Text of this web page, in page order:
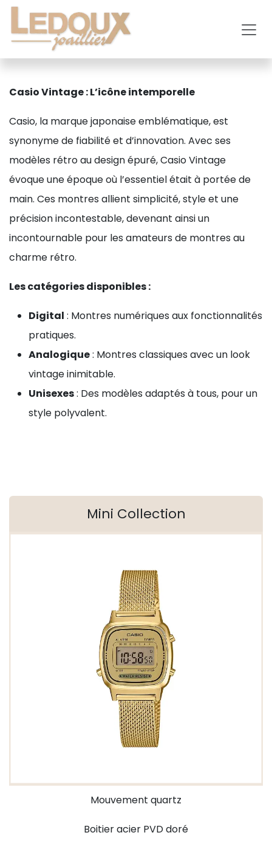
Se rendre au contenu
Casio Vintage : L’icône intemporelle
Casio, la marque japonaise emblématique, est
synonyme de fiabilité et d’innovation. Avec ses
modèles rétro au design épuré, Casio Vintage
évoque une époque où l’essentiel était à portée de
main. Ces montres allient simplicité, style et une
précision incontestable, devenant ainsi un
incontournable pour les amateurs de montres au
charme rétro.
Les catégories disponibles :
Digital : Montres numériques aux fonctionnalités
pratiques.
Analogique: Montres classiques avec un look
vintage inimitable.
Unisexes: Des modèles adaptés à tous, pour un
style polyvalent.
Mini Collection
Mouvement quartz
Boitier acier PVD doré